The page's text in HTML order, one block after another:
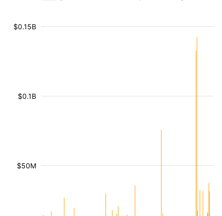
$50M
$0.1B
$0.15B